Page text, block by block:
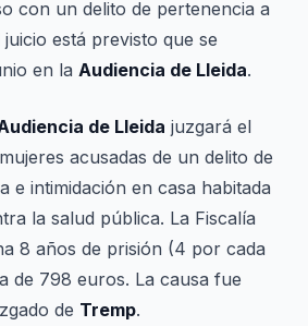
con un delito de pertenencia a
está previsto que se
en la Audiencia de Lleida.
de Lleida juzgará el
acusadas de un delito de
e intimidación en casa habitada
la salud pública. La Fiscalía
8 años de prisión (4 por cada
de 798 euros. La causa fue
de Tremp.